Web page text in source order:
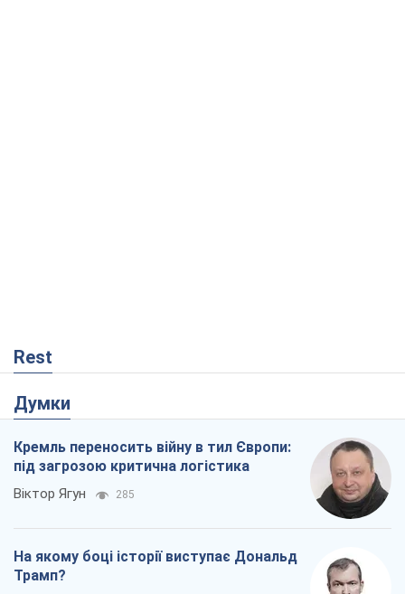
Rest
Думки
Кремль переносить війну в тил Європи:
під загрозою критична логістика
Віктор Ягун 285
На якому боці історії виступає Дональд
Трамп?